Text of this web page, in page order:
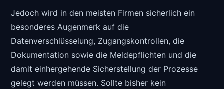
Jedoch wird in den meisten Firmen sicherlich ein
besonderes Augenmerk auf die
Datenverschlüsselung, Zugangskontrollen, die
Dokumentation sowie die Meldepflichten und die
damit einhergehende Sicherstellung der Prozesse
gelegt werden müssen. Sollte bisher kein